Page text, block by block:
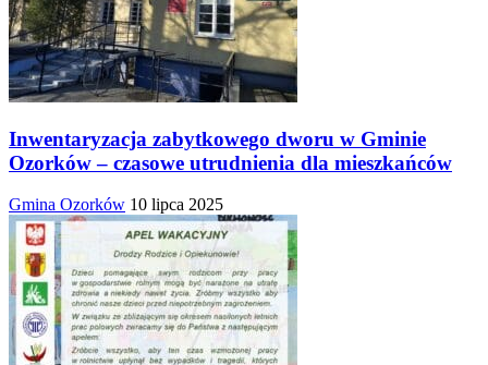
Inwentaryzacja zabytkowego dworu w Gminie
Ozorków – czasowe utrudnienia dla mieszkańców
Gmina Ozorków 10 lipca 2025